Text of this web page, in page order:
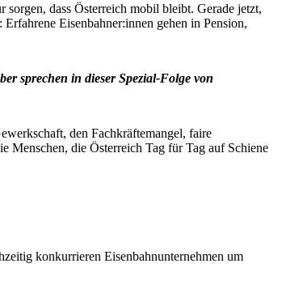
dass Österreich mobil bleibt. Gerade jetzt,
Eisenbahner:innen gehen in Pension,
sprechen in dieser Spezial-Folge von
den Fachkräftemangel, faire
Menschen, die Österreich Tag für Tag auf Schiene
konkurrieren Eisenbahnunternehmen um